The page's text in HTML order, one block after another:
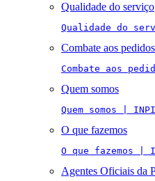
Qualidade do serviço
Qualidade do
Combate aos
Combate aos
Quem somos
Quem somos |
O que fazemos
O que fazemos
Agentes Oficiais da